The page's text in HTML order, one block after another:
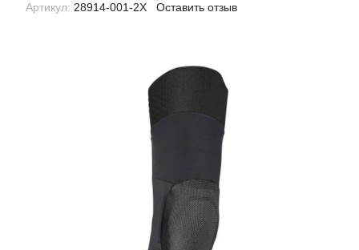
Артикул: 28914-001-2X Оставить отзыв